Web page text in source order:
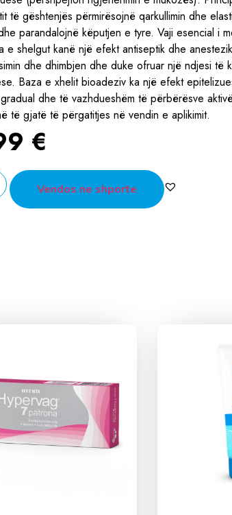
të gështenjës përmirësojnë qarkullimin dhe
parandalojnë këputjen e tyre. Vaji esencial i
e shelgut kanë një efekt antiseptik dhe
dhe dhimbjen dhe duke ofruar një ndjesi të
Baza e xhelit bioadeziv ka një efekt
dhe të vazhdueshëm të përbërësve
të gjatë të përgatitjes në vendin e aplikimit.
€
Vendos ne shporte